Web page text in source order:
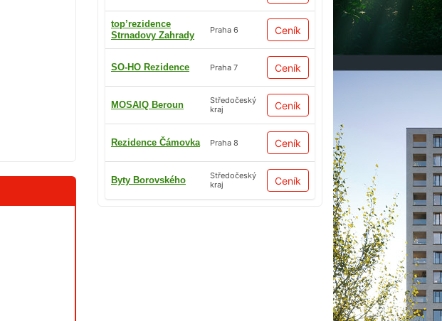
top’rezidence
Strnadovy Zahrady
Praha 6 Ceník
SO-HO Rezidence Praha 7 Ceník
MOSAIQ Beroun
Středočeský
kraj
Ceník
Rezidence Čámovka Praha 8 Ceník
Byty Borovského
Středočeský
kraj
Ceník